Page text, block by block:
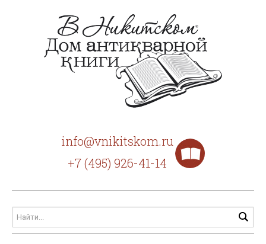
info@vnikitskom.ru
+7 (495) 926-41-14